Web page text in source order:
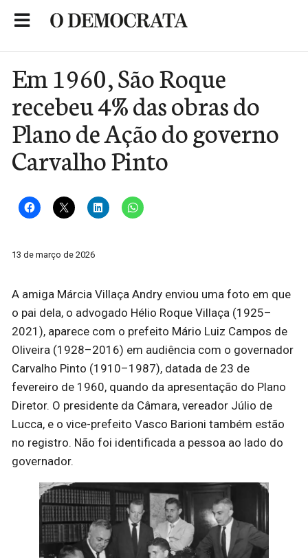
Em 1960, São Roque
recebeu 4% das obras do
Plano de Ação do governo
Carvalho Pinto
13 de março de 2026
A amiga Márcia Villaça Andry enviou uma foto em que
o pai dela, o advogado Hélio Roque Villaça (1925–
2021), aparece com o prefeito Mário Luiz Campos de
Oliveira (1928–2016) em audiência com o governador
Carvalho Pinto (1910–1987), datada de 23 de
fevereiro de 1960, quando da apresentação do Plano
Diretor. O presidente da Câmara, vereador Júlio de
Lucca, e o vice-prefeito Vasco Barioni também estão
no registro. Não foi identificada a pessoa ao lado do
governador.